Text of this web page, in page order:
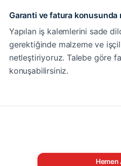
Garanti ve fatura konusunda
Yapılan iş kalemlerini sade
gerektiğinde malzeme ve
netleştiriyoruz. Talebe göre
konuşabilirsiniz.
Hemen